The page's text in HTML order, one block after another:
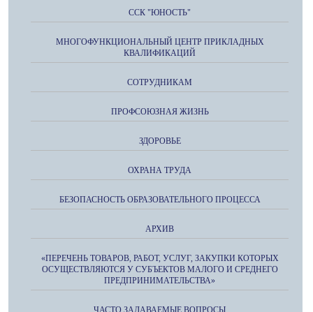
ССК "ЮНОСТЬ"
МНОГОФУНКЦИОНАЛЬНЫЙ ЦЕНТР ПРИКЛАДНЫХ
КВАЛИФИКАЦИЙ
СОТРУДНИКАМ
ПРОФСОЮЗНАЯ ЖИЗНЬ
ЗДОРОВЬЕ
ОХРАНА ТРУДА
БЕЗОПАСНОСТЬ ОБРАЗОВАТЕЛЬНОГО ПРОЦЕССА
АРХИВ
«ПЕРЕЧЕНЬ ТОВАРОВ, РАБОТ, УСЛУГ, ЗАКУПКИ КОТОРЫХ
ОСУЩЕСТВЛЯЮТСЯ У СУБЪЕКТОВ МАЛОГО И СРЕДНЕГО
ПРЕДПРИНИМАТЕЛЬСТВА»
ЧАСТО ЗАДАВАЕМЫЕ ВОПРОСЫ